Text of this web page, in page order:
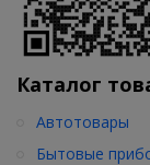
Каталог
Автотовары
Бытовые